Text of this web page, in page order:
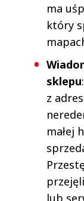
ma
który
sklepu
z
małej
lub